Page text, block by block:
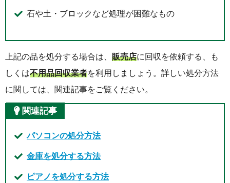
石や土・ブロックなど処理が困難なもの
上記の品を処分する場合は、 販売店に回収を依頼する、も
しくは不用品回収業者を利用しましょう。詳しい処分方法
に関しては、関連記事をご覧ください。
関連記事
パソコンの処分方法
金庫を処分する方法
ピアノを処分する方法